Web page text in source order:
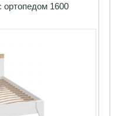
ортопедом 1600